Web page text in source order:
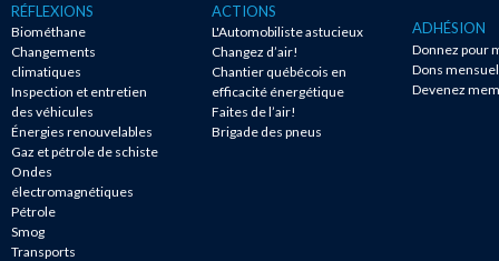
RÉFLEXIONS
Biométhane
Changements
climatiques
Inspection et entretien
des véhicules
Énergies renouvelables
Gaz et pétrole de schiste
Ondes
électromagnétiques
Pétrole
Smog
Transports
ACTIONS
L'Automobiliste astucieux
Changez d’air!
Chantier québécois en
efficacité énergétique
Faites de l’air!
Brigade des pneus
ADHÉSION
Donnez pour
Dons
Devenez